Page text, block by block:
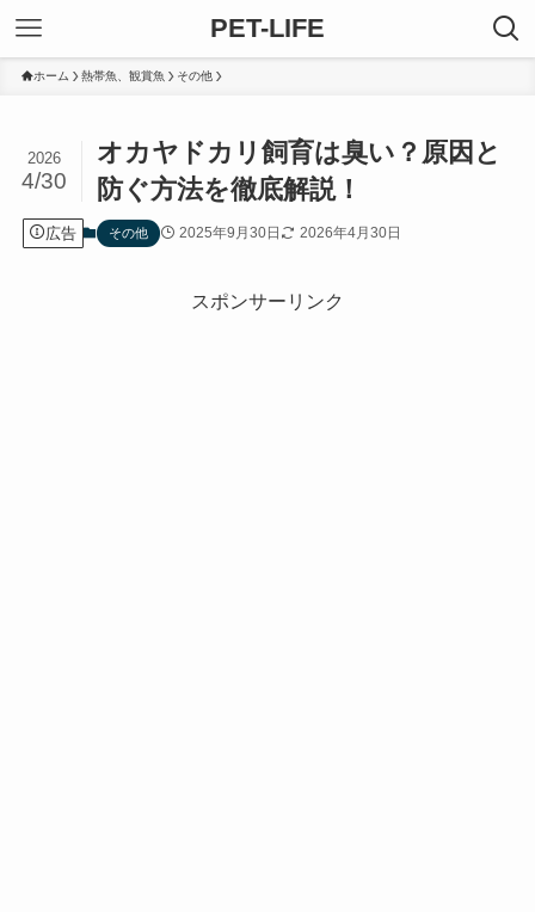
PET-LIFE
ホーム 熱帯魚、観賞魚 その他
オカヤドカリ飼育は臭い？原因と
防ぐ方法を徹底解説！
2026
4/30
広告 その他 2025年9月30日 2026年4月30日
スポンサーリンク